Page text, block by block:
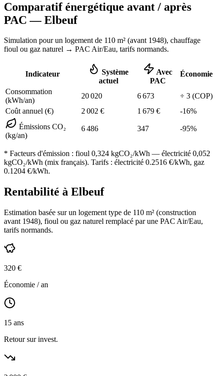
Comparatif énergétique avant / après
PAC —Elbeuf
Simulation pour un logement de 110 m² (avant 1948), chauffage
fioul ou gaz naturel → PAC Air/Eau, tarifs normands.
Indicateur
Système
actuel
Avec
PAC
Économie
Consommation
(kWh/an)
20 020 6 673 ÷ 3 (COP)
Coût annuel (€)
2 002 € 1 679 € -16%
Émissions CO₂
(kg/an)
6 486 347 -95%
* Facteurs d'émission : fioul 0,324 kgCO₂/kWh — électricité 0,052
kgCO₂/kWh (mix français). Tarifs : électricité 0.2516 €/kWh, gaz
0.1204 €/kWh.
Rentabilité à Elbeuf
Estimation basée sur un logement type de 110 m² (construction
avant 1948), fioul ou gaz naturel remplacé par une PAC Air/Eau,
tarifs normands.
320 €
Économie / an
15 ans
Retour sur invest.